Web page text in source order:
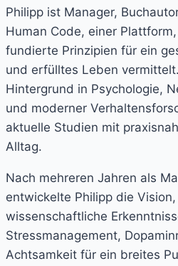
Philipp ist Manager,
Human Code, einer
fundierte Prinzipien für ein
und erfülltes Leben
Hintergrund in Psychologie,
und moderner
aktuelle Studien mit
Alltag.
Nach mehreren Jahren als
entwickelte Philipp die
wissenschaftliche
Stressmanagement,
Achtsamkeit für ein breites